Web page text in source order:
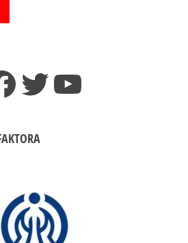
TwitterYouTube